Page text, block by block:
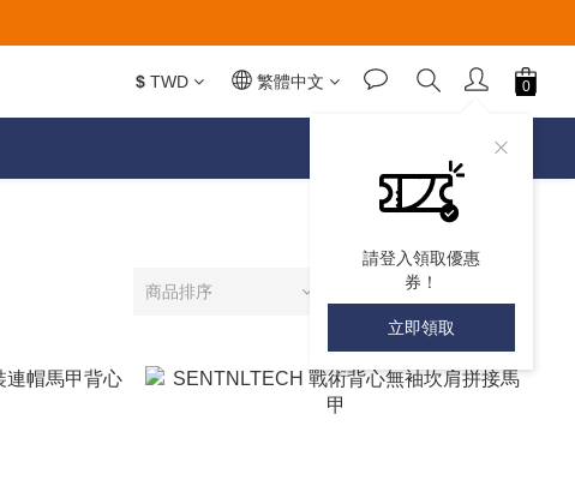
$ TWD 繁體中文
請登入領取優惠
券！
立即領取
商品排序 每頁顯示 24 個